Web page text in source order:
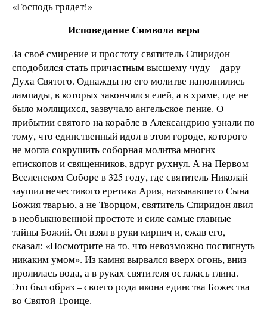
«Господь грядет!»
Исповедание Символа веры
За своё смирение и простоту святитель Спиридон
сподобился стать причастным высшему чуду – дару
Духа Святого. Однажды по его молитве наполнились
лампады, в которых закончился елей, а в храме, где не
было молящихся, зазвучало ангельское пение. О
прибытии святого на корабле в Александрию узнали по
тому, что единственный идол в этом городе, которого
не могла сокрушить соборная молитва многих
епископов и священников, вдруг рухнул. А на Первом
Вселенском Соборе в 325 году, где святитель Николай
заушил нечестивого еретика Ария, называвшего Сына
Божия тварью, а не Творцом, святитель Спиридон явил
в необыкновенной простоте и силе самые главные
тайны Божий. Он взял в руки кирпич и, сжав его,
сказал: «Посмотрите на то, что невозможно постигнуть
никаким умом». Из камня вырвался вверх огонь, вниз –
пролилась вода, а в руках святителя осталась глина.
Это был образ – своего рода икона единства Божества
во Святой Троице.